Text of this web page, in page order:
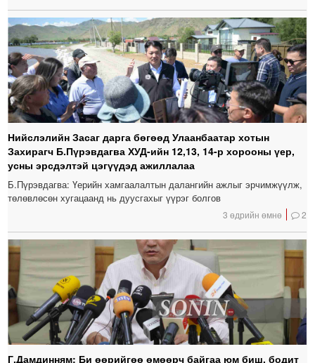
Нийслэлийн Засаг дарга бөгөөд Улаанбаатар хотын
Захирагч Б.Пүрэвдагва ХУД-ийн 12,13, 14-р хорооны үер,
усны эрсдэлтэй цэгүүдэд ажиллалаа
Б.Пүрэвдагва: Үерийн хамгаалалтын далангийн ажлыг эрчимжүүлж,
төлөвлөсөн хугацаанд нь дуусгахыг үүрэг болгов
3 өдрийн өмнө 2
Г.Дамдинням: Би өөрийгөө өмөөрч байгаа юм биш, бодит